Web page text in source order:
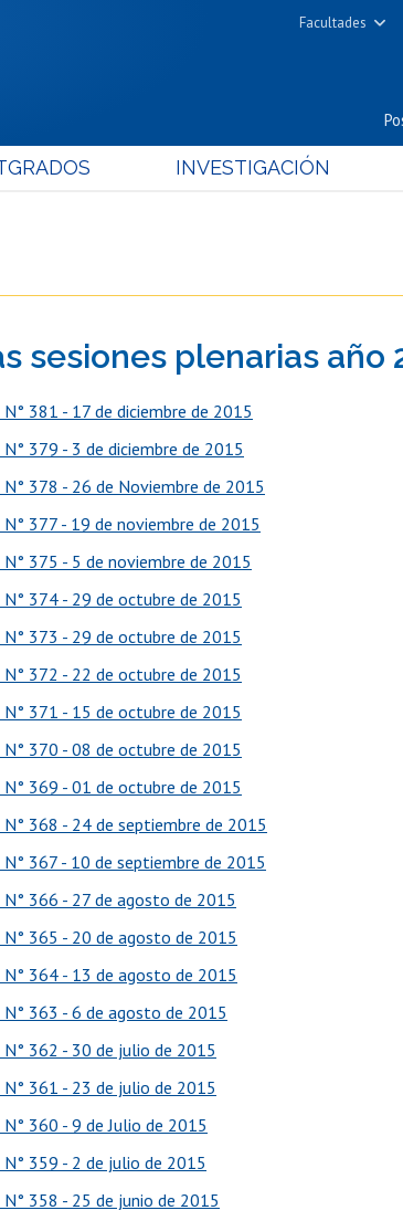
Facultades
Cs.
Cs. Químicas
Estudios
INVESTIGACIÓN
sesiones plenarias año
381 - 17 de diciembre de 2015
379 - 3 de diciembre de 2015
378 - 26 de Noviembre de 2015
377 - 19 de noviembre de 2015
375 - 5 de noviembre de 2015
374 - 29 de octubre de 2015
373 - 29 de octubre de 2015
372 - 22 de octubre de 2015
371 - 15 de octubre de 2015
370 - 08 de octubre de 2015
369 - 01 de octubre de 2015
368 - 24 de septiembre de 2015
367 - 10 de septiembre de 2015
366 - 27 de agosto de 2015
365 - 20 de agosto de 2015
364 - 13 de agosto de 2015
363 - 6 de agosto de 2015
362 - 30 de julio de 2015
361 - 23 de julio de 2015
360 - 9 de Julio de 2015
359 - 2 de julio de 2015
358 - 25 de junio de 2015